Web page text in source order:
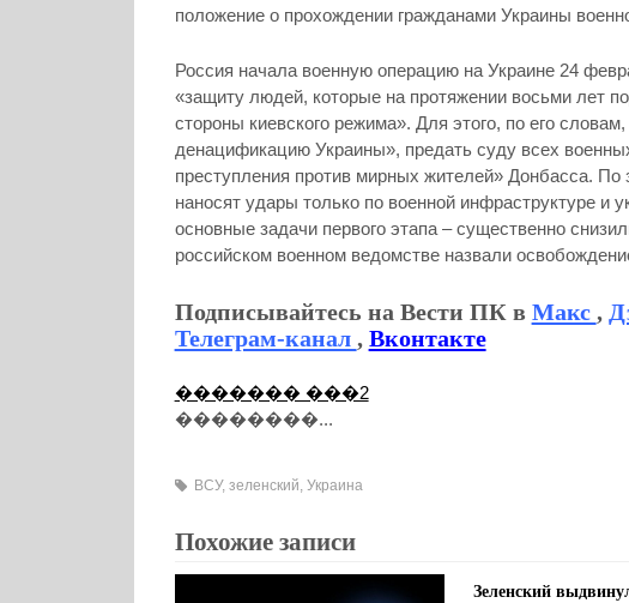
положение о прохождении гражданами Украины
Россия начала военную операцию на Украине 24
«защиту людей, которые на протяжении восьми лет
стороны киевского режима». Для этого, по его
денацификацию Украины», предать суду всех
преступления против мирных жителей» Донбасса.
наносят удары только по военной инфраструктуре и
основные задачи первого этапа – существенно
российском военном ведомстве назвали
Подписывайтесь на Вести ПК в Макс ,
Телеграм-канал , Вконтакте
������� ���2
��������...
ВСУ, зеленский, Украина
Похожие записи
Зеленский